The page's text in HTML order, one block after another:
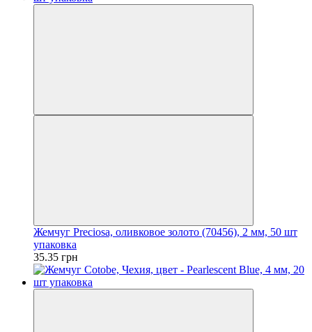
Жемчуг Preciosa, оливковое золото (70456), 2 мм, 50 шт
упаковка
35.35 грн